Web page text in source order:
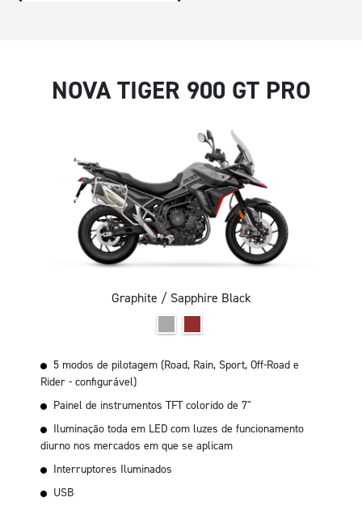
NOVA TIGER 900 GT PRO
Graphite / Sapphire Black
5 modos de pilotagem (Road, Rain, Sport, Off-Road e
Rider - configurável)
Painel de instrumentos TFT colorido de 7"
Iluminação toda em LED com luzes de funcionamento
diurno nos mercados em que se aplicam
Interruptores Iluminados
USB